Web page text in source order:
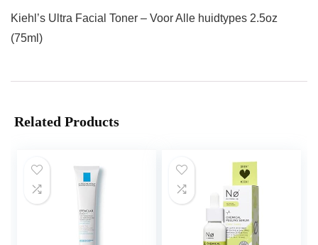
Kiehl’s Ultra Facial Toner – Voor Alle huidtypes 2.5oz
(75ml)
Related Products